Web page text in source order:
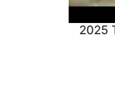
2025